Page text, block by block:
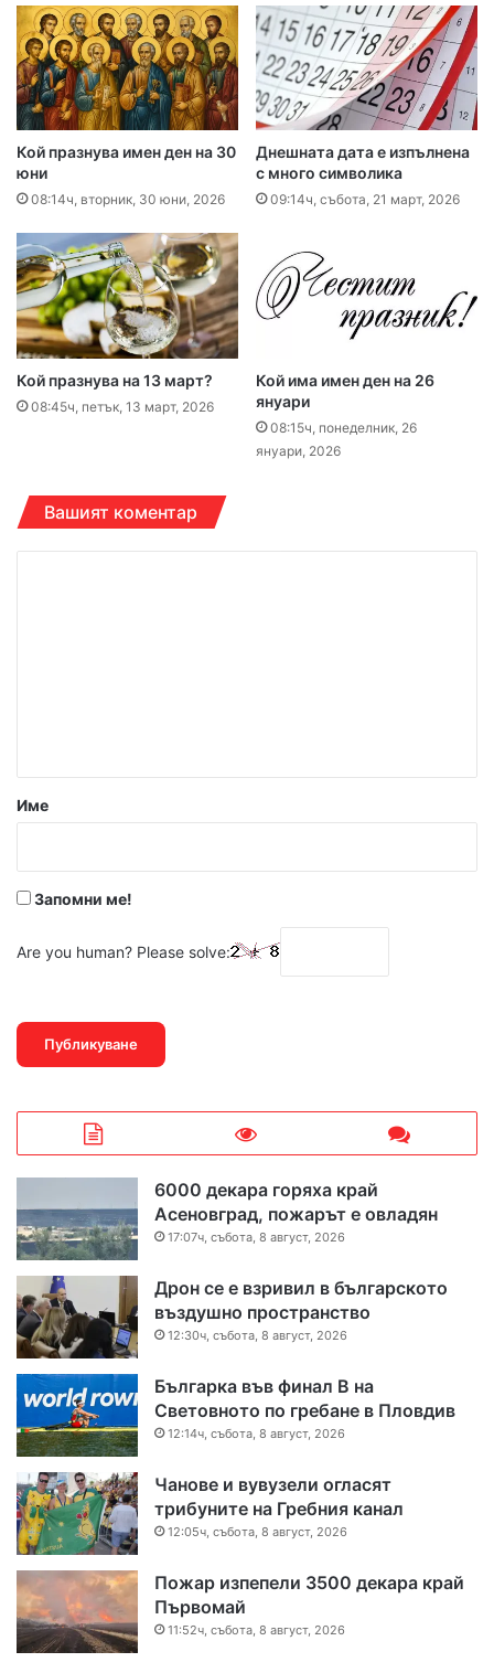
Кой празнува имен ден на 30
юни
08:14ч, вторник, 30 юни, 2026
Днешната дата е изпълнена
с много символика
09:14ч, събота, 21 март, 2026
Кой празнува на 13 март?
08:45ч, петък, 13 март, 2026
Кой има имен ден на 26
януари
08:15ч, понеделник, 26
януари, 2026
Вашият коментар
р
Име
Запомни ме!
Are you human? Please solve:
6000 декара горяха край
Асеновград, пожарът е овладян
17:07ч, събота, 8 август, 2026
Дрон се е взривил в българското
въздушно пространство
12:30ч, събота, 8 август, 2026
Българка във финал B на
Световното по гребане в Пловдив
12:14ч, събота, 8 август, 2026
Чанове и вувузели огласят
трибуните на Гребния канал
12:05ч, събота, 8 август, 2026
Пожар изпепели 3500 декара край
Първомай
11:52ч, събота, 8 август, 2026